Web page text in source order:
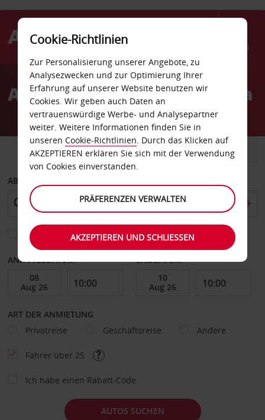
Menü
AvisAutovermietung La Serena
FAHRZEUG TRANSPORTER
ABHOLEN VON
Eine andere Rückgabestation auswählen
ANFANGSDATUM ENDDATUM
ART DER ANMIETUNG
Privatreise
Geschäftsreise Andere
Fahrer über 25
Ich habe einen Rabatt-Code
AUTOS SUCHEN
Cookie-Richtlinien
Zur Personalisierung unserer Angebote, zu
Analysezwecken und zur Optimierung Ihrer
Erfahrung auf unserer Website benutzen wir
Cookies. Wir geben auch Daten an
vertrauenswürdige Werbe- und Analysepartner
weiter. Weitere Informationen finden Sie in
unseren Cookie-Richtlinien. Durch das Klicken auf
AKZEPTIEREN erklären Sie sich mit der Verwendung
von Cookies einverstanden.
PRÄFERENZEN VERWALTEN
AKZEPTIEREN UND SCHLIESSEN